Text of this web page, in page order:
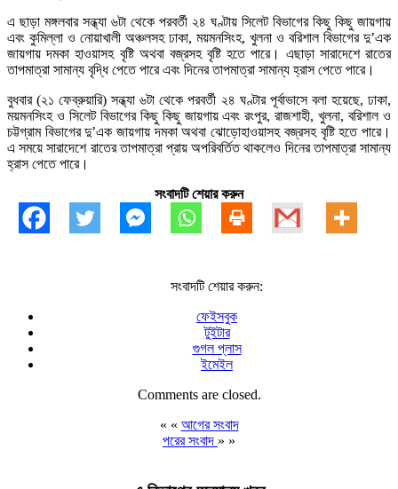
এ ছাড়া মঙ্গলবার সন্ধ্যা ৬টা থেকে পরবর্তী ২৪ ঘণ্টায় সিলেট বিভাগের কিছু কিছু জায়গায়
এবং কুমিল্লা ও নোয়াখালী অঞ্চলসহ ঢাকা, ময়মনসিংহ, খুলনা ও বরিশাল বিভাগের দু’এক
জায়গায় দমকা হাওয়াসহ বৃষ্টি অথবা বজ্রসহ বৃষ্টি হতে পারে। এছাড়া সারাদেশে রাতের
তাপমাত্রা সামান্য বৃদ্ধি পেতে পারে এবং দিনের তাপমাত্রা সামান্য হ্রাস পেতে পারে।
বুধবার (২১ ফেব্রুয়ারি) সন্ধ্যা ৬টা থেকে পরবর্তী ২৪ ঘণ্টার পূর্বাভাসে বলা হয়েছে, ঢাকা,
ময়মনসিংহ ও সিলেট বিভাগের কিছু কিছু জায়গায় এবং রংপুর, রাজশাহী, খুলনা, বরিশাল ও
চট্টগ্রাম বিভাগের দু’এক জায়গায় দমকা অথবা ঝোড়োহাওয়াসহ বজ্রসহ বৃষ্টি হতে পারে।
এ সময়ে সারাদেশে রাতের তাপমাত্রা প্রায় অপরিবর্তিত থাকলেও দিনের তাপমাত্রা সামান্য
হ্রাস পেতে পারে।
সংবাদটি শেয়ার করুন
সংবাদটি শেয়ার করুন:
ফেইসবুক
টুইটার
গুগল প্লাস
ইমেইল
Comments are closed.
« « আগের সংবাদ
পরের সংবাদ » »